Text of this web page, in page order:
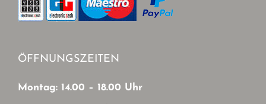
ÖFFNUNGSZEITEN
Montag: 14.00 – 18.00 Uhr